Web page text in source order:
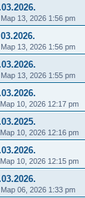
13, 2026 1:56 pm
13, 2026 1:56 pm
13, 2026 1:55 pm
10, 2026 12:17 pm
10, 2026 12:16 pm
10, 2026 12:15 pm
06, 2026 1:33 pm